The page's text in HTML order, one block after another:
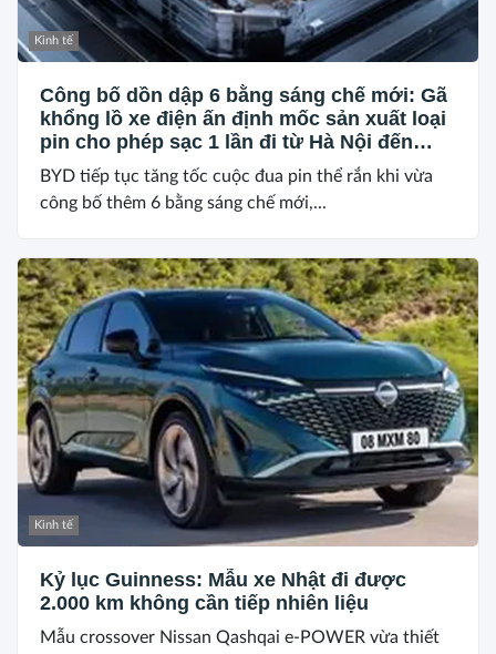
Kinh tế
Công bố dồn dập 6 bằng sáng chế mới: Gã
khổng lồ xe điện ấn định mốc sản xuất loại
pin cho phép sạc 1 lần đi từ Hà Nội đến
TP.HCM
BYD tiếp tục tăng tốc cuộc đua pin thể rắn khi vừa
công bố thêm 6 bằng sáng chế mới,...
Kinh tế
Kỷ lục Guinness: Mẫu xe Nhật đi được
2.000 km không cần tiếp nhiên liệu
Mẫu crossover Nissan Qashqai e-POWER vừa thiết